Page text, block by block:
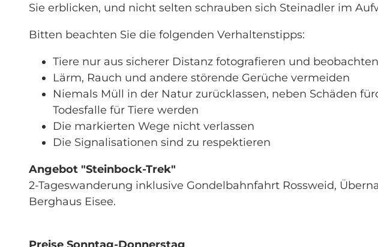
Sie erblicken, und nicht selten schrauben sich Steinadler im
Bitten beachten Sie die folgenden Verhaltenstipps:
Tiere nur aus sicherer Distanz fotografieren und beobachten
Lärm, Rauch und andere störende Gerüche vermeiden
Niemals Müll in der Natur zurücklassen, neben Schäden
Todesfalle für Tiere werden
Die markierten Wege nicht verlassen
Die Signalisationen sind zu respektieren
Angebot "Steinbock-Trek"
2-Tageswanderung inklusive Gondelbahnfahrt Rossweid,
Berghaus Eisee.